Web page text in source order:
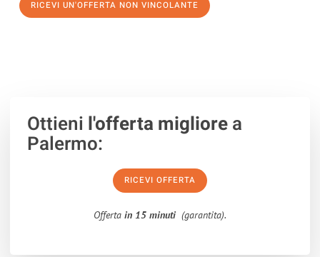
RICEVI UN'OFFERTA NON VINCOLANTE
Ottieni l'offerta migliorea
Palermo:
RICEVI OFFERTA
Offerta in 15 minuti (garantita).